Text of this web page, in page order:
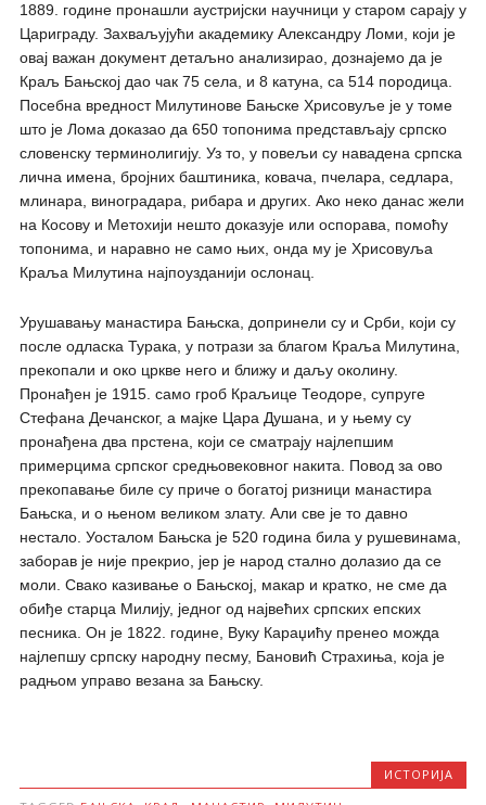
1889. године пронашли аустријски научници у старом сарају у
Цариграду. Захваљујући академику Александру Ломи, који је
овај важан документ детаљно анализирао, дознајемо да је
Краљ Бањској дао чак 75 села, и 8 катуна, са 514 породица.
Посебна вредност Милутинове Бањске Хрисовуље је у томе
што је Лома доказао да 650 топонима представљају српско
словенску терминолигију. Уз то, у повељи су навадена српска
лична имена, бројних баштиника, ковача, пчелара, седлара,
млинара, виноградара, рибара и других. Ако неко данас жели
на Косову и Метохији нешто доказује или оспорава, помоћу
топонима, и наравно не само њих, онда му је Хрисовуља
Краља Милутина најпоузданији ослонац.
Урушавању манастира Бањска, допринели су и Срби, који су
после одласка Турака, у потрази за благом Краља Милутина,
прекопали и око цркве него и ближу и даљу околину.
Пронађен је 1915. само гроб Краљице Теодоре, супруге
Стефана Дечанског, а мајке Цара Душана, и у њему су
пронађена два прстена, који се сматрају најлепшим
примерцима српског средњовековног накита. Повод за ово
прекопавање биле су приче о богатој ризници манастира
Бањска, и о њеном великом злату. Али све је то давно
нестало. Уосталом Бањска је 520 година била у рушевинама,
заборав је није прекрио, јер је народ стално долазио да се
моли. Свако казивање о Бањској, макар и кратко, не сме да
обиђе старца Милију, једног од највећих српских епских
песника. Он је 1822. године, Вуку Караџићу пренео можда
најлепшу српску народну песму, Бановић Страхиња, која је
радњом управо везана за Бањску.
ИСТОРИЈА